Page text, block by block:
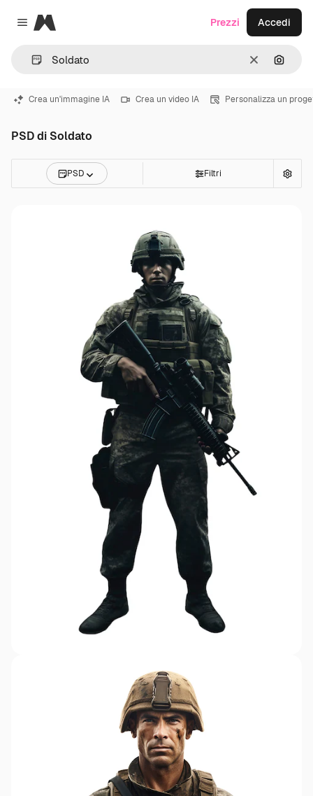
Close menu
Magnific
CancellaCerca
Prezzi Accedi
Crea un'immagine IA Crea un video IA Personalizza un
PSD di Soldato
PSD Filtri